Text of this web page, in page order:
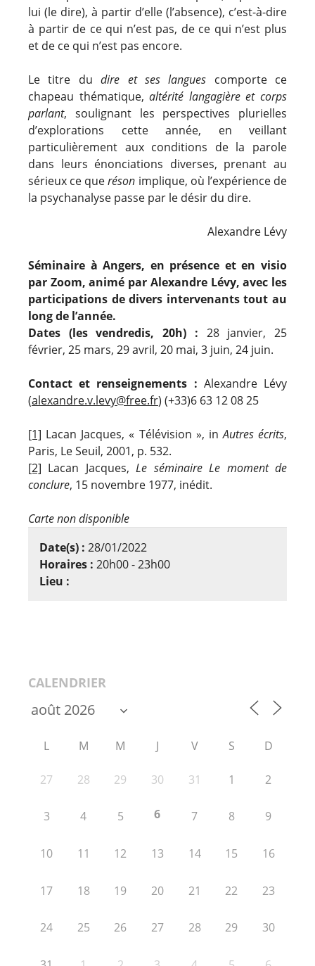
lui (le dire), à partir d’elle (l’absence), c’est-à-dire
à partir de ce qui n’est pas, de ce qui n’est plus
et de ce qui n’est pas encore.
Le titre dudire et ses langues comporte ce
chapeau thématique,altérité langagière et corps
parlant, soulignant les perspectives plurielles
d’explorations cette année, en veillant
particulièrement aux conditions de la parole
dans leurs énonciations diverses, prenant au
sérieux ce queréson implique, où l’expérience de
la psychanalyse passe par le désir du dire.
Alexandre Lévy
Séminaire à Angers, en présence et en visio
par Zoom, animé par Alexandre Lévy, avec les
participations de divers intervenants tout au
long de l’année.
Dates (les vendredis, 20h) : 28 janvier, 25
février, 25 mars, 29 avril, 20 mai, 3 juin, 24 juin.
Contact et renseignements : Alexandre Lévy
(alexandre.v.levy@free.fr) (+33)6 63 12 08 25
[1] Lacan Jacques, « Télévision », inAutres écrits,
Paris, Le Seuil, 2001, p. 532.
[2] Lacan Jacques,Le séminaire Le moment de
conclure, 15 novembre 1977, inédit.
Carte non disponible
Date(s) : 28/01/2022
Horaires : 20h00 - 23h00
Lieu :
CALENDRIER
L M M J V S D
27 28 29 30 31 1 2
3 4 5 6 7 8 9
10 11 12 13 14 15 16
17 18 19 20 21 22 23
24 25 26 27 28 29 30